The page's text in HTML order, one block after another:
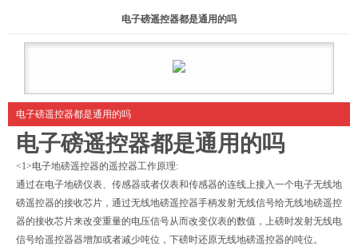
电子磅遥控器都是通用的吗
电子磅遥控器都是通用的吗
电子磅遥控器都是通用的吗
<1>电子地磅遥控器的遥控器工作原理:
通过在电子地磅仪表、传感器或者仪表和传感器的连线上接入一个电子无线地
磅遥控器的接收芯片，通过无线地磅遥控器手柄发射无线信号给无线地磅遥控
器的接收芯片来改变重量的电压信号从而改变仪表的数值，上磅时发射无线电
信号给遥控器器增加或者减少吨位，下磅时还原无线地磅遥控器的吨位。